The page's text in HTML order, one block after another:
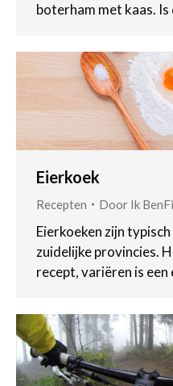
boterham met kaas.
Eierkoek
Recepten Door Ik
Eierkoeken zijn
zuidelijke provincies.
recept, variëren is een